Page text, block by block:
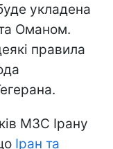
укладена
Оманом.
правила
МЗС Ірану
Іран та